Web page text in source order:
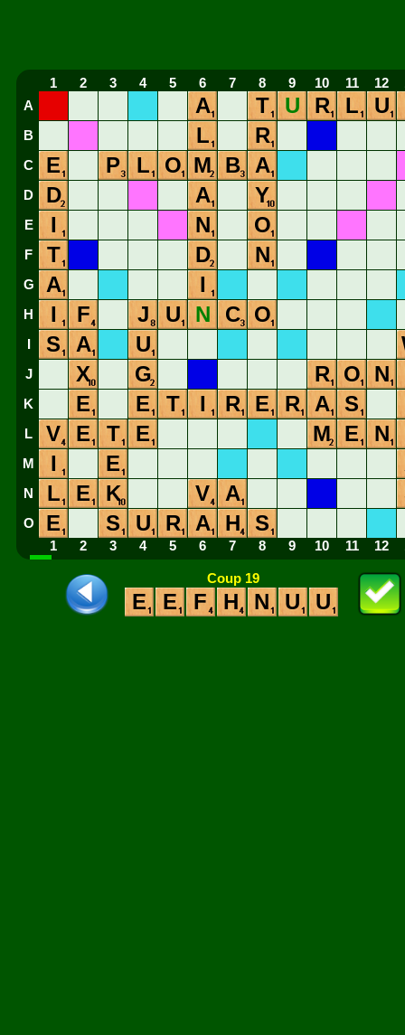
1 2 3 4 5 6 7 8 9 10 11 12
A
A T U R L U
B L R
C E P L O M B A
D D A Y
E I N O
F T D N
G A I
H I F J U N C O
I S A U
J X G R O N
K E E T I R E R A S
L V E T E M E N
M I E
N L E K V A
O E S U R A H S
1 2 3 4 5 6 7 8 9 10 11 12
Coup 19
E E F H N U U